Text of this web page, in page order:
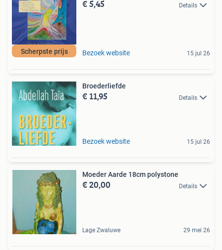
Scherpste prijs
€ 5,45 Details
Bezoek website 15 jul 26
Broederliefde
€ 11,95 Details
Bezoek website 15 jul 26
Moeder Aarde 18cm polystone
€ 20,00 Details
Lage Zwaluwe 29 mei 26